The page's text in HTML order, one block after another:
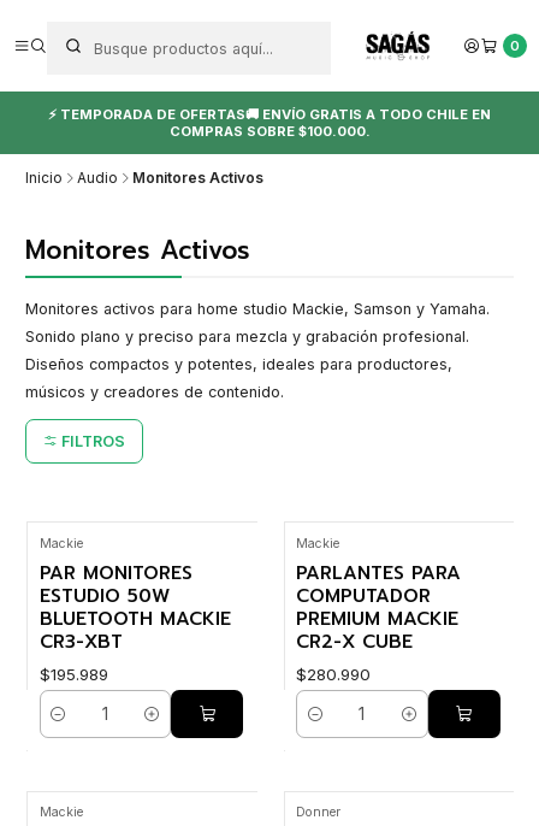
0
⚡ TEMPORADA DE OFERTAS🚚 ENVÍO GRATIS A TODO CHILE EN
COMPRAS SOBRE $100.000.
Inicio Audio Monitores Activos
Monitores Activos
Monitores activos para home studio Mackie, Samson y Yamaha.
Sonido plano y preciso para mezcla y grabación profesional.
Diseños compactos y potentes, ideales para productores,
músicos y creadores de contenido.
FILTROS
Mackie
PAR MONITORES
ESTUDIO 50W
BLUETOOTH MACKIE
CR3-XBT
$195.989
Cantidad
Mackie
PARLANTES PARA
COMPUTADOR
PREMIUM MACKIE
CR2-X CUBE
$280.990
Cantidad
Mackie Donner